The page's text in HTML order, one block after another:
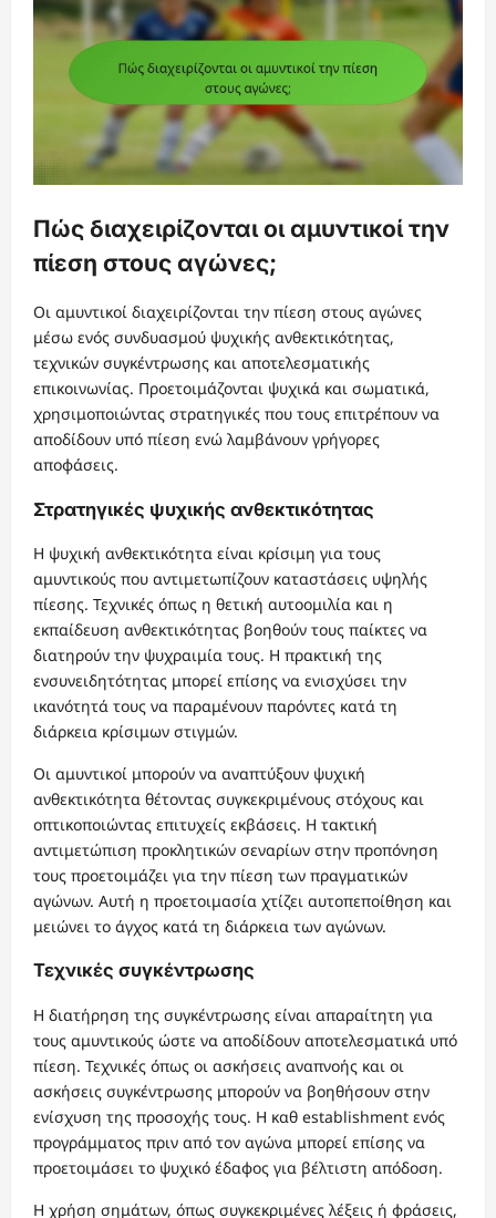
Πώς διαχειρίζονται οι αμυντικοί την
πίεση στους αγώνες;
Οι αμυντικοί διαχειρίζονται την πίεση στους αγώνες
μέσω ενός συνδυασμού ψυχικής ανθεκτικότητας,
τεχνικών συγκέντρωσης και αποτελεσματικής
επικοινωνίας. Προετοιμάζονται ψυχικά και σωματικά,
χρησιμοποιώντας στρατηγικές που τους επιτρέπουν να
αποδίδουν υπό πίεση ενώ λαμβάνουν γρήγορες
αποφάσεις.
Στρατηγικές ψυχικής ανθεκτικότητας
Η ψυχική ανθεκτικότητα είναι κρίσιμη για τους
αμυντικούς που αντιμετωπίζουν καταστάσεις υψηλής
πίεσης. Τεχνικές όπως η θετική αυτοομιλία και η
εκπαίδευση ανθεκτικότητας βοηθούν τους παίκτες να
διατηρούν την ψυχραιμία τους. Η πρακτική της
ενσυνειδητότητας μπορεί επίσης να ενισχύσει την
ικανότητά τους να παραμένουν παρόντες κατά τη
διάρκεια κρίσιμων στιγμών.
Οι αμυντικοί μπορούν να αναπτύξουν ψυχική
ανθεκτικότητα θέτοντας συγκεκριμένους στόχους και
οπτικοποιώντας επιτυχείς εκβάσεις. Η τακτική
αντιμετώπιση προκλητικών σεναρίων στην προπόνηση
τους προετοιμάζει για την πίεση των πραγματικών
αγώνων. Αυτή η προετοιμασία χτίζει αυτοπεποίθηση και
μειώνει το άγχος κατά τη διάρκεια των αγώνων.
Τεχνικές συγκέντρωσης
Η διατήρηση της συγκέντρωσης είναι απαραίτητη για
τους αμυντικούς ώστε να αποδίδουν αποτελεσματικά υπό
πίεση. Τεχνικές όπως οι ασκήσεις αναπνοής και οι
ασκήσεις συγκέντρωσης μπορούν να βοηθήσουν στην
ενίσχυση της προσοχής τους. Η καθ establishment ενός
προγράμματος πριν από τον αγώνα μπορεί επίσης να
προετοιμάσει το ψυχικό έδαφος για βέλτιστη απόδοση.
Η χρήση σημάτων, όπως συγκεκριμένες λέξεις ή φράσεις,